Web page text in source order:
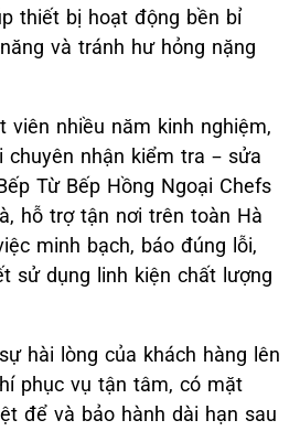
thiết bị hoạt động bền bỉ
và tránh hư hỏng nặng
viên nhiều năm kinh nghiệm,
nhận kiểm tra – sửa
Từ Bếp Hồng Ngoại Chefs
hỗ trợ tận nơi trên toàn Hà
minh bạch, báo đúng lỗi,
sử dụng linh kiện chất lượng
hài lòng của khách hàng lên
phục vụ tận tâm, có mặt
để và bảo hành dài hạn sau